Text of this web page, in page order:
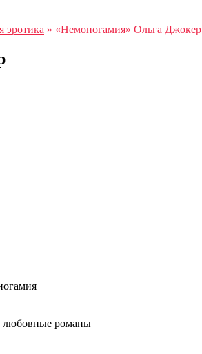
эротика » «Немоногамия» Ольга Джокер
любовные романы